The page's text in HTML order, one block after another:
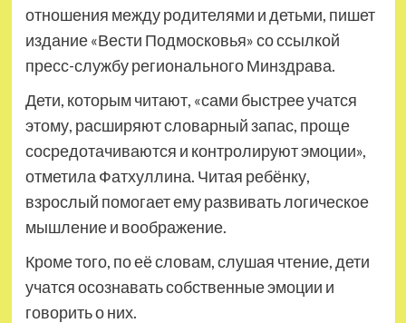
отношения между родителями и детьми, пишет
издание «Вести Подмосковья» со ссылкой
пресс-службу регионального Минздрава.
Дети, которым читают, «сами быстрее учатся
этому, расширяют словарный запас, проще
сосредотачиваются и контролируют эмоции»,
отметила Фатхуллина. Читая ребёнку,
взрослый помогает ему развивать логическое
мышление и воображение.
Кроме того, по её словам, слушая чтение, дети
учатся осознавать собственные эмоции и
говорить о них.